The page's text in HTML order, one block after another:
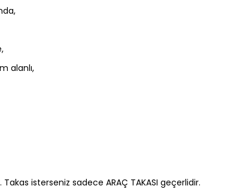
alanlı,
isterseniz sadece ARAÇ TAKASI geçerlidir.